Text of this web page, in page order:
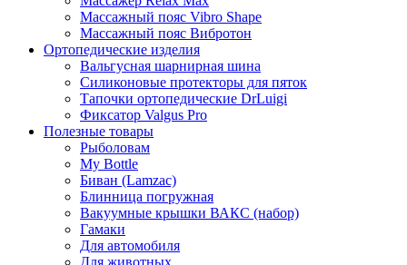
Массажный пояс Vibro Shape
Массажный пояс Вибротон
Ортопедические изделия
Вальгусная шарнирная шина
Силиконовые протекторы для пяток
Тапочки ортопедические DrLuigi
Фиксатор Valgus Pro
Полезные товары
Рыболовам
My Bottle
Биван (Lamzac)
Блинница погружная
Вакуумные крышки ВАКС (набор)
Гамаки
Для автомобиля
Для животных